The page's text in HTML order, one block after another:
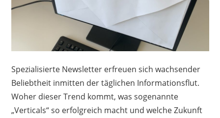
Spezialisierte Newsletter erfreuen sich wachsender
Beliebtheit inmitten der täglichen Informationsflut.
Woher dieser Trend kommt, was sogenannte
„Verticals“ so erfolgreich macht und welche Zukunft